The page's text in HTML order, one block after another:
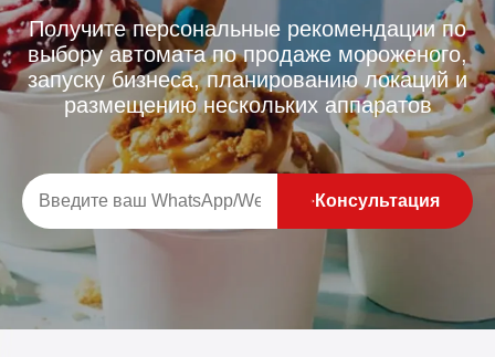
Получите персональные рекомендации по
выбору автомата по продаже мороженого,
запуску бизнеса, планированию локаций и
размещению нескольких аппаратов
Консультация